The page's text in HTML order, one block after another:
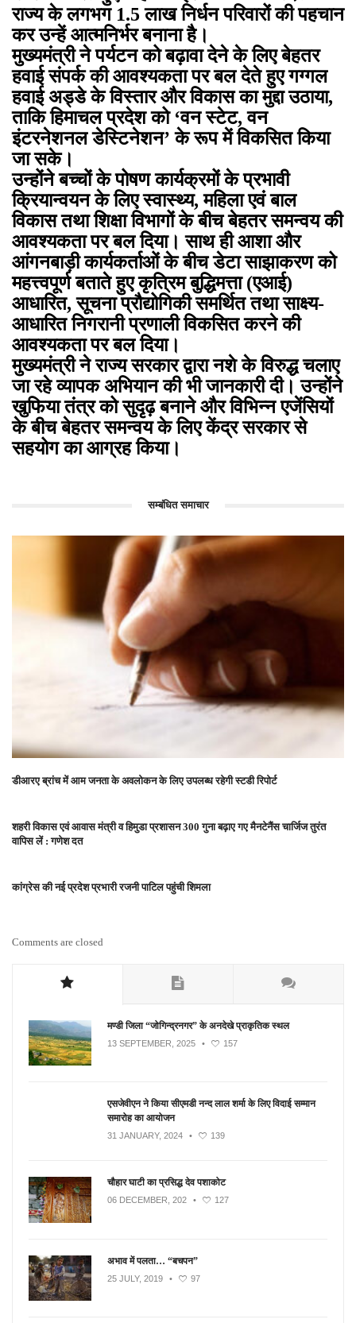
राज्य के लगभग 1.5 लाख निर्धन परिवारों की पहचान
कर उन्हें आत्मनिर्भर बनाना है।
मुख्यमंत्री ने पर्यटन को बढ़ावा देने के लिए बेहतर
हवाई संपर्क की आवश्यकता पर बल देते हुए गग्गल
हवाई अड्डे के विस्तार और विकास का मुद्दा उठाया,
ताकि हिमाचल प्रदेश को ‘वन स्टेट, वन
इंटरनेशनल डेस्टिनेशन’ के रूप में विकसित किया
जा सके।
उन्होंने बच्चों के पोषण कार्यक्रमों के प्रभावी
क्रियान्वयन के लिए स्वास्थ्य, महिला एवं बाल
विकास तथा शिक्षा विभागों के बीच बेहतर समन्वय की
आवश्यकता पर बल दिया। साथ ही आशा और
आंगनबाड़ी कार्यकर्ताओं के बीच डेटा साझाकरण को
महत्त्वपूर्ण बताते हुए कृत्रिम बुद्धिमत्ता (एआई)
आधारित, सूचना प्रौद्योगिकी समर्थित तथा साक्ष्य-
आधारित निगरानी प्रणाली विकसित करने की
आवश्यकता पर बल दिया।
मुख्यमंत्री ने राज्य सरकार द्वारा नशे के विरुद्ध चलाए
जा रहे व्यापक अभियान की भी जानकारी दी। उन्होंने
खुफिया तंत्र को सुदृढ़ बनाने और विभिन्न एजेंसियों
के बीच बेहतर समन्वय के लिए केंद्र सरकार से
सहयोग का आग्रह किया।
सम्बंधित समाचार
डीआरए ब्रांच में आम जनता के अवलोकन के लिए उपलब्ध रहेगी स्टडी रिपोर्ट
शहरी विकास एवं आवास मंत्री व हिमुडा प्रशासन 300 गुना बढ़ाए गए मैनटेनैंस चार्जिज तुरंत
वापिस लें : गणेश दत
कांग्रेस की नई प्रदेश प्रभारी रजनी पाटिल पहुंची शिमला
Comments are closed
मण्डी जिला “जोगिन्द्रनगर” के अनदेखे प्राकृतिक स्थल
13 SEPTEMBER, 2025 • 157
एसजेवीएन ने किया सीएमडी नन्‍द लाल शर्मा के लिए विदाई सम्मान
समारोह का आयोजन
31 JANUARY, 2024 • 139
चौहार घाटी का प्रसिद्ध देव पशाकोट
06 DECEMBER, 202 • 127
अभाव में पलता… “बचपन”
25 JULY, 2019 • 97